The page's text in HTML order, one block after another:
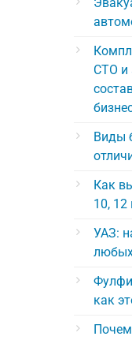
СТО и
Виды
Как
10,
УАЗ:
как